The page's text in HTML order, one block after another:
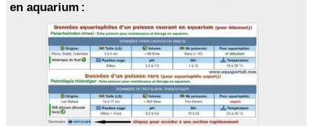
en aquarium :